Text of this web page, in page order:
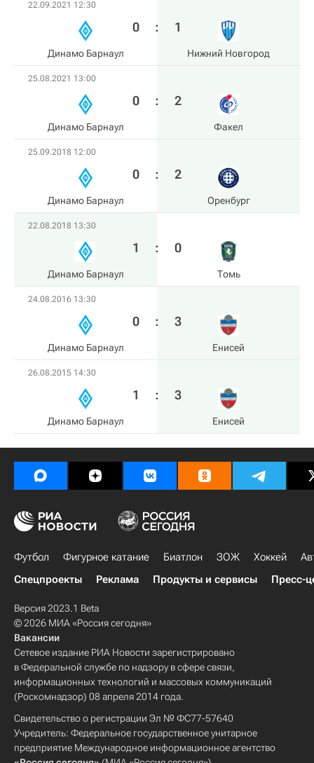
22.09.2021 12:30
Динамо Барнаул
0 : 1
Нижний Новгород
25.08.2021 13:00
Динамо Барнаул
0 : 2
Факел
25.09.2018 12:00
Динамо Барнаул
0 : 2
Оренбург
22.08.2018 13:30
Динамо Барнаул
1 : 0
Томь
24.08.2016 13:30
Динамо Барнаул
0 : 3
Енисей
26.08.2015 14:30
Динамо Барнаул
1 : 3
Енисей
Футбол Фигурное катание Биатлон ЗОЖ Хоккей
Спецпроекты
Реклама Продукты и сервисы Пресс-
Версия 2023.1 Beta
© 2026 МИА «Россия сегодня»
Вакансии
Сетевое издание РИА Новости зарегистрировано
в Федеральной службе по надзору в сфере связи,
информационных технологий и массовых коммуникаций
(Роскомнадзор) 08 апреля 2014 года.
Свидетельство о регистрации Эл № ФС77-57640
Учредитель: Федеральное государственное унитарное
предприятие Международное информационное агентство